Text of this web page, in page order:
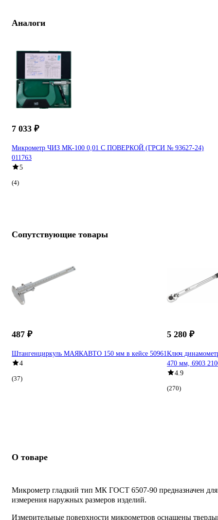
Аналоги
7 033 ₽
Микрометр ЧИЗ МК-100 0,01 С ПОВЕРКОЙ (ГРСИ № 93627-24)
011763
5
(4)
Сопутствующие товары
487 ₽
Штангенциркуль МАЯКАВТО 150 мм в кейсе 50961
4
(37)
5 280 ₽
Ключ
470 мм, 6903
4.9
(270)
О товаре
Микрометр гладкий тип МК ГОСТ 6507-90 предназначен для
измерения наружных размеров изделий.
Измерительные поверхности микрометров оснащены